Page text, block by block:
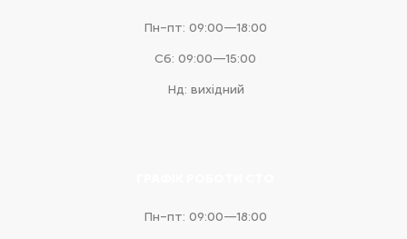
Пн–пт: 09:00—18:00
Сб: 09:00—15:00
Нд: вихідний
Пн–пт: 09:00—18:00